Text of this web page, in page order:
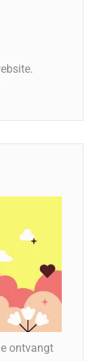
ontvangt